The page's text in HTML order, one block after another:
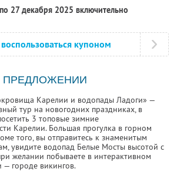
27 декабря 2025 включительно
купоном
ПРЕДЛОЖЕНИИ
Карелии и водопады Ладоги» —
тур на новогодних праздниках, в
3 топовые зимние
Карелии. Большая прогулка в горном
того, вы отправитесь к знаменитым
увидите водопад Белые Мосты высотой с
желании побываете в интерактивном
— городе викингов.